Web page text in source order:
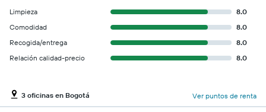
Limpieza
8.0
Comodidad
8.0
Recogida/entrega
8.0
Relación calidad-precio
8.0
3 oficinas en Bogotá Ver puntos de renta